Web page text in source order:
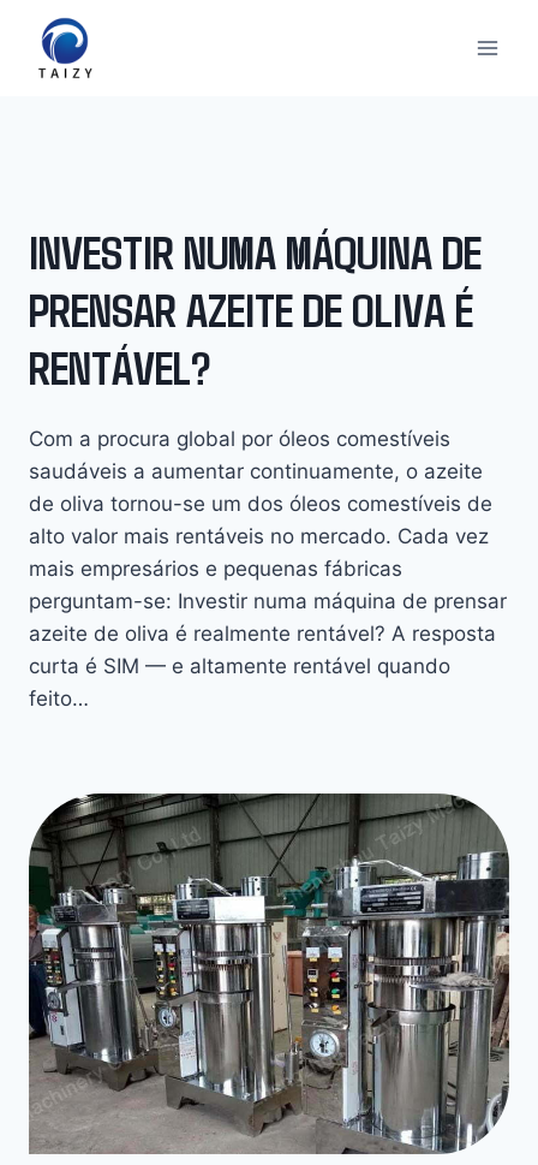
content
INVESTIR NUMA MÁQUINA DE
PRENSAR AZEITE DE OLIVA É
RENTÁVEL?
Com a procura global por óleos comestíveis
saudáveis a aumentar continuamente, o azeite
de oliva tornou-se um dos óleos comestíveis de
alto valor mais rentáveis no mercado. Cada vez
mais empresários e pequenas fábricas
perguntam-se: Investir numa máquina de prensar
azeite de oliva é realmente rentável? A resposta
curta é SIM — e altamente rentável quando
feito…